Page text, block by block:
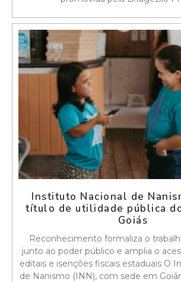
Instituto Nacional de
título de utilidade pública
Goiás
Reconhecimento formaliza o
junto ao poder público e amplia o
editais e isenções fiscais estaduais O
de Nanismo (INN), com sede em